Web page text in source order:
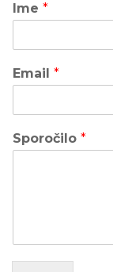
Ime *
Email *
Sporočilo *